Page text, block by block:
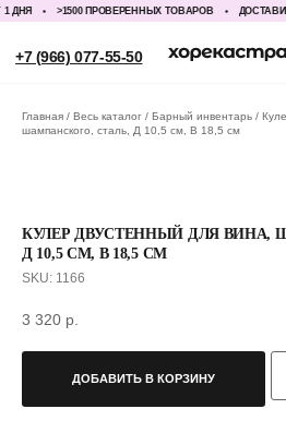
>1500 ПРОВЕРЕННЫХ ТОВАРОВ ДОСТАВИМ
Главная Весь каталог Барный инвентарь
шампанского, сталь, Д 10,5 см, В 18,5 см
КУЛЕР ДВУСТЕННЫЙ ДЛЯ ВИНА,
Д 10,5 СМ, В 18,5 СМ
SKU: 1166
3 320 р.
ДОБАВИТЬ В КОРЗИНУ